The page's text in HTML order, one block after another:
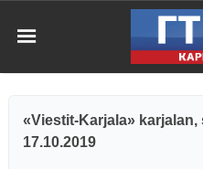
«Viestit-Karjala»
17.10.2019